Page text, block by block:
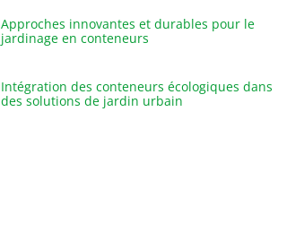
Approches innovantes et durables pour le
jardinage en conteneurs
Intégration des conteneurs écologiques dans
des solutions de jardin urbain